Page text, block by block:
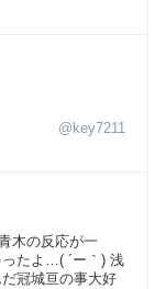
@key7211
木の反応が一
たよ…( ´ー｀) 浅
冠城亘の事大好